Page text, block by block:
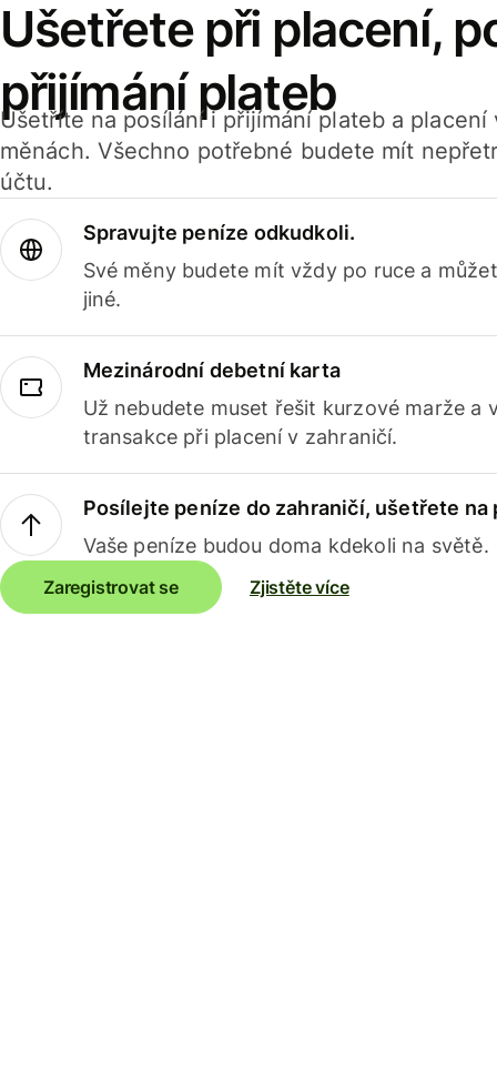
Ušetřete při placení,
přijímání plateb
Ušetříte na posílání i přijímání plateb a
měnách. Všechno potřebné budete mít
účtu.
Spravujte peníze odkudkoli.
Své měny budete mít vždy po ruce a
jiné.
Mezinárodní debetní karta
Už nebudete muset řešit kurzové marže a
transakce při placení v zahraničí.
Posílejte peníze do zahraničí, ušetřete na
Vaše peníze budou doma kdekoli na světě.
Zaregistrovat se Zjistěte více